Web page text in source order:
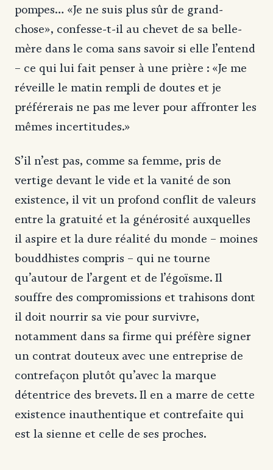
pompes… «Je ne suis plus sûr de grand-
chose», confesse-t-il au chevet de sa belle-
mère dans le coma sans savoir si elle l’entend
– ce qui lui fait penser à une prière : «Je me
réveille le matin rempli de doutes et je
préférerais ne pas me lever pour affronter les
mêmes incertitudes.»
S’il n’est pas, comme sa femme, pris de
vertige devant le vide et la vanité de son
existence, il vit un profond conflit de valeurs
entre la gratuité et la générosité auxquelles
il aspire et la dure réalité du monde – moines
bouddhistes compris – qui ne tourne
qu’autour de l’argent et de l’égoïsme. Il
souffre des compromissions et trahisons dont
il doit nourrir sa vie pour survivre,
notamment dans sa firme qui préfère signer
un contrat douteux avec une entreprise de
contrefaçon plutôt qu’avec la marque
détentrice des brevets. Il en a marre de cette
existence inauthentique et contrefaite qui
est la sienne et celle de ses proches.